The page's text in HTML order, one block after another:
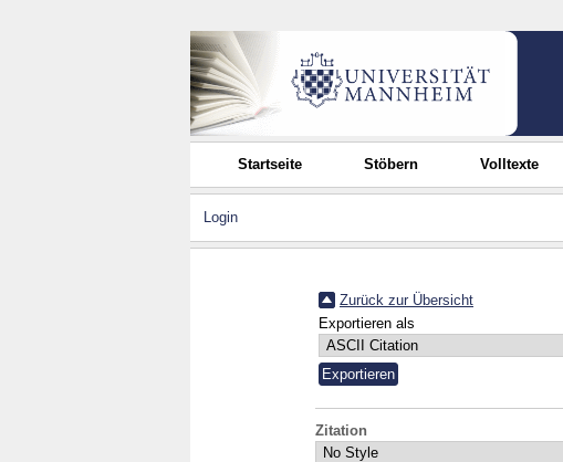
Startseite Stöbern Volltexte
Login
Zurück zur Übersicht
Exportieren als
Zitation